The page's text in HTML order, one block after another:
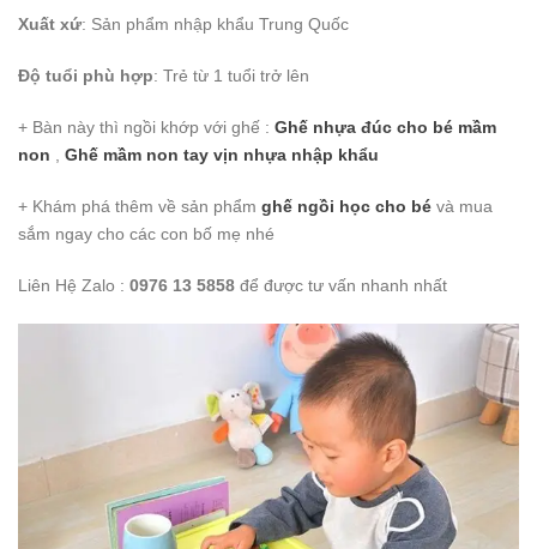
Xuất xứ: Sản phẩm nhập khẩu Trung Quốc
Độ tuổi phù hợp: Trẻ từ 1 tuổi trở lên
+ Bàn này thì ngồi khớp với ghế : Ghế nhựa đúc cho bé mầm
non
Ghế mầm non tay vịn nhựa nhập khẩu
+ Khám phá thêm về sản phẩm ghế ngồi học cho bé và mua
sắm ngay cho các con bố mẹ nhé
Liên Hệ Zalo : 0976 13 5858 để được tư vấn nhanh nhất